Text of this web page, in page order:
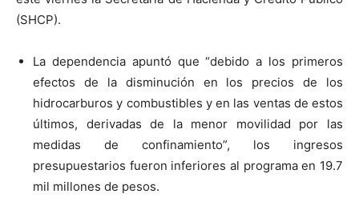
(SHCP).
La dependencia apuntó que “debido a los primeros
efectos de la disminución en los precios de los
hidrocarburos y combustibles y en las ventas de estos
últimos, derivadas de la menor movilidad por las
medidas de confinamiento”, los ingresos
presupuestarios fueron inferiores al programa en 19.7
mil millones de pesos.